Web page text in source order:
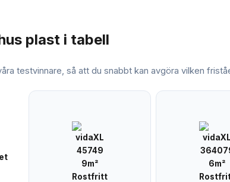
plast i tabell
testvinnare, så att du snabbt kan avgöra vilken